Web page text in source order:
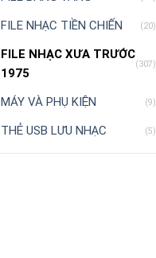
FILE NHẠC TIỀN CHIẾN (20)
FILE NHẠC XƯA TRƯỚC
1975
(307)
MÁY VÀ PHỤ KIỆN (9)
THẺ USB LƯU NHẠC (5)